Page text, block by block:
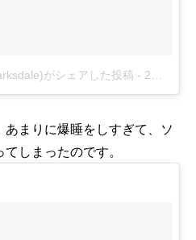
がシェアした投稿 - 2月 28, 2018 at 6:54午後 PST
まりに爆睡をしすぎて、ソ
しまったのです。